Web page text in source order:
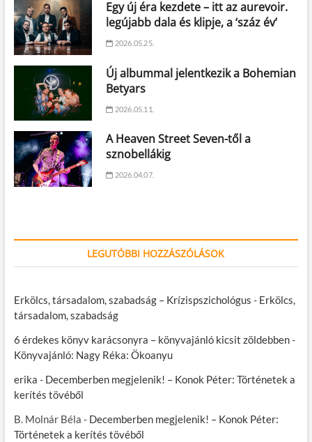
Egy új éra kezdete – itt az aurevoir.
legújabb dala és klipje, a ‘száz év’
2026.05.25.
Új albummal jelentkezik a Bohemian
Betyars
2026.05.11.
A Heaven Street Seven-től a
sznobellákig
2026.04.07.
LEGUTÓBBI HOZZÁSZÓLÁSOK
Erkölcs, társadalom, szabadság – Krízispszichológus - Erkölcs,
társadalom, szabadság
6 érdekes könyv karácsonyra – könyvajánló kicsit zöldebben-
Könyvajánló: Nagy Réka: Ökoanyu
erika - Decemberben megjelenik! – Konok Péter: Történetek a
kerítés tövéből
B. Molnár Béla - Decemberben megjelenik! – Konok Péter:
Történetek a kerítés tövéből